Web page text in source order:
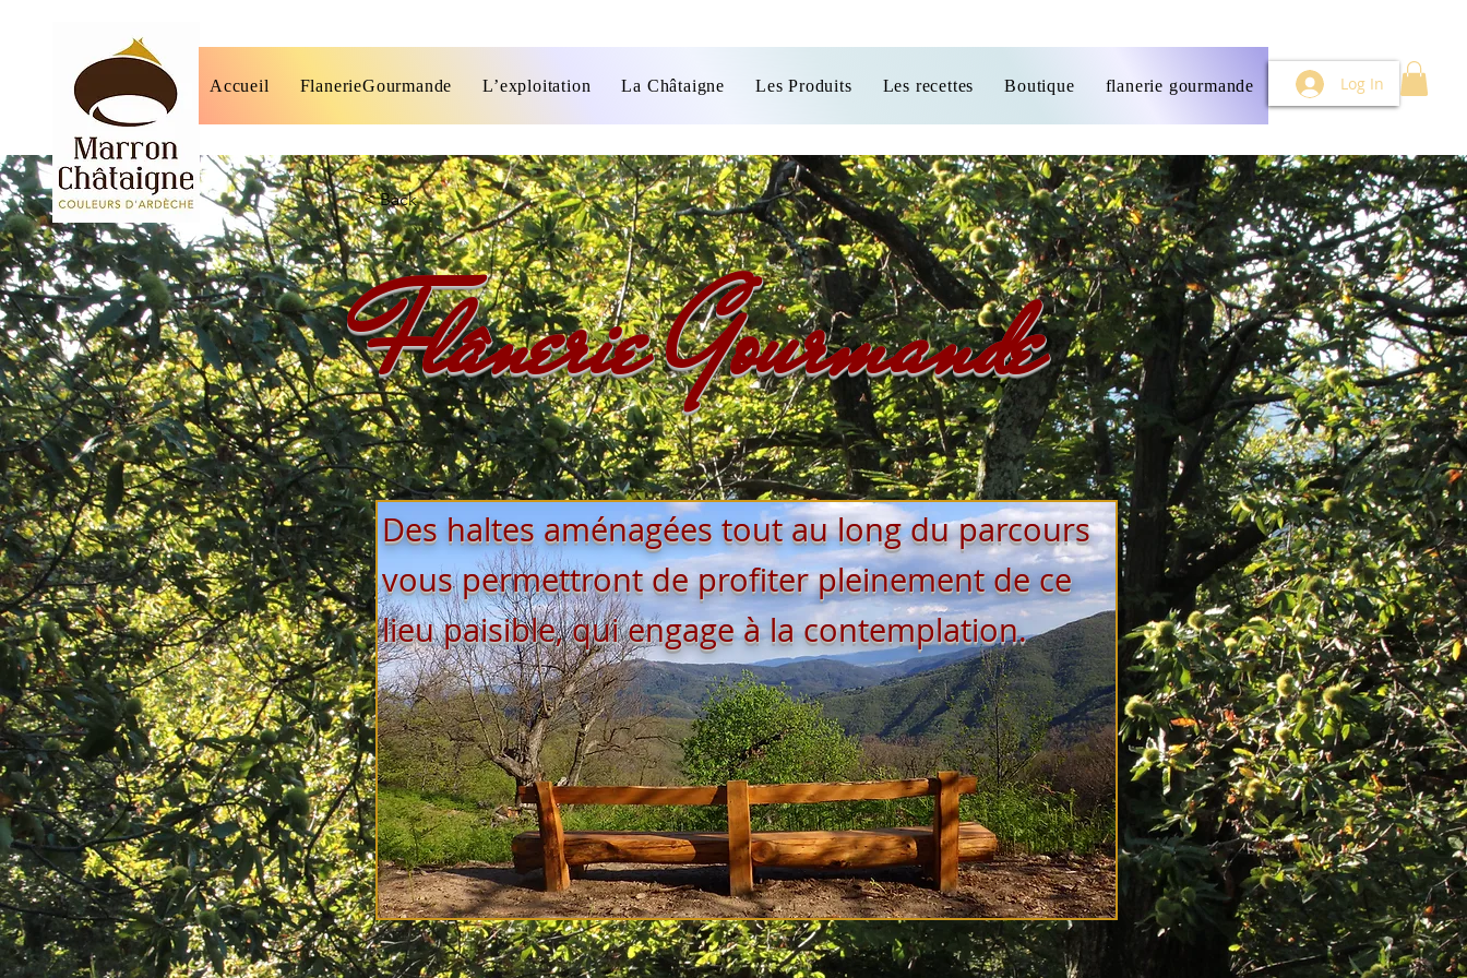
Accueil FlanerieGourmande L’exploitation La Châtaigne Les Produits Les recettes Boutique flanerie gourmande ContactLog In
< Back
Flânerie Gourmande
Des haltes aménagées tout au long du parcours
vous permettront de profiter pleinement de ce
lieu paisible, qui engage à la contemplation.